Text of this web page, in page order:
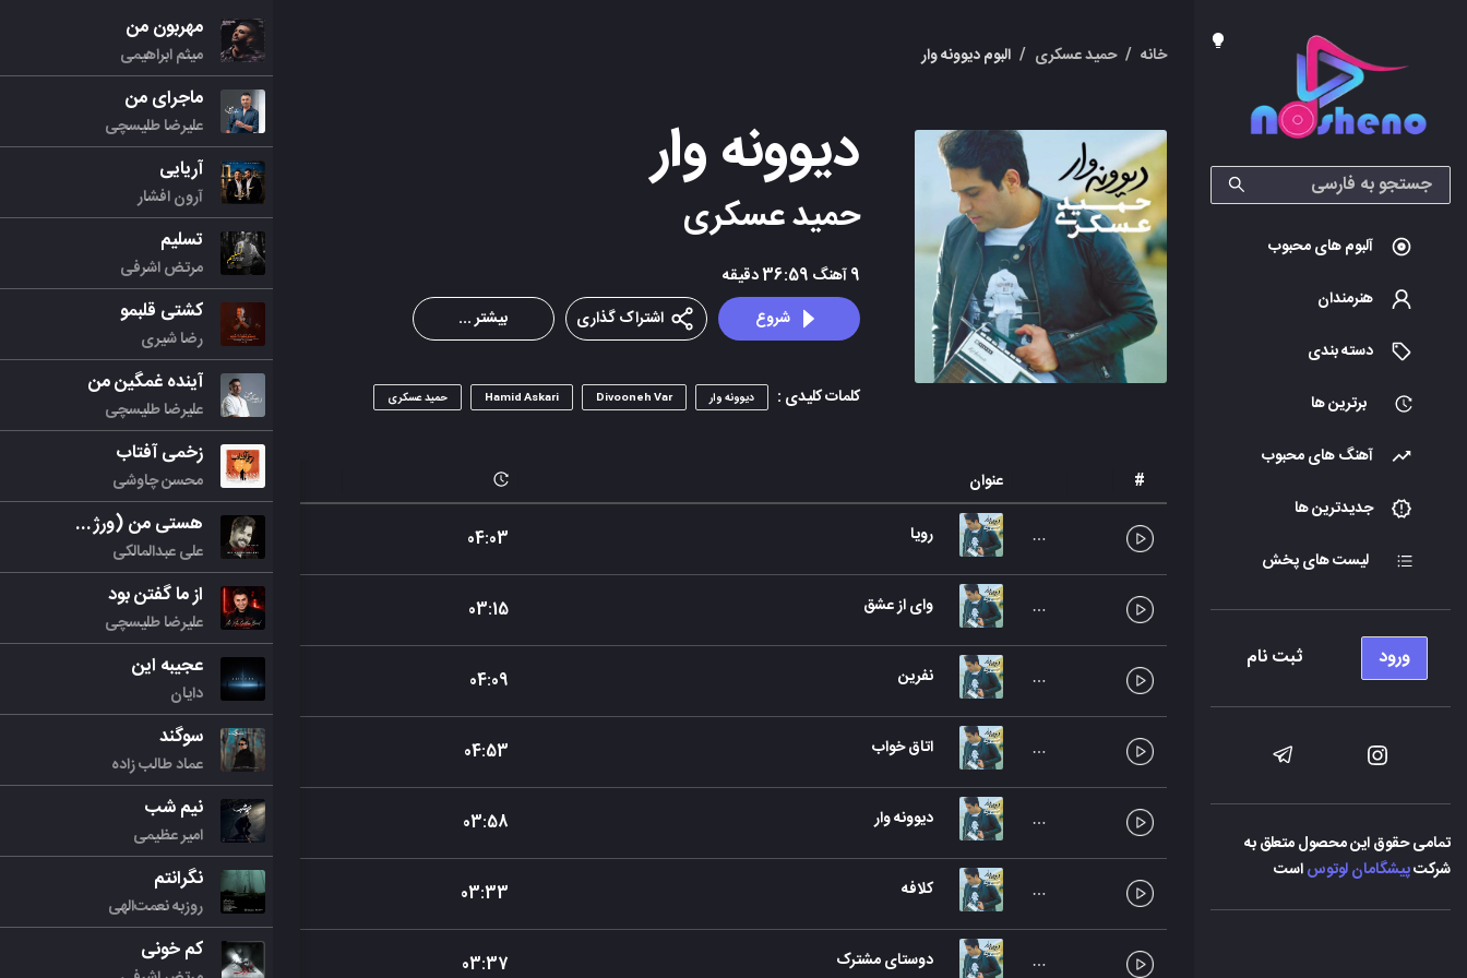
آلبوم های محبوب
هنرمندان
دسته بندی
برترین ها
آهنگ های محبوب
جدیدترین ها
لیست های پخش
ورود ثبت نام
تمامی حقوق این محصول متعلق به
شرکتپیشگامان لوتوساست
خانه / حمید عسکری / البوم دیوونه وار
دیوونه وار
حمید عسکری
9آهنگ 36:59دقیقه
شروع
اشتراک گذاری بیشتر ...
کلمات کلیدی : دیوونه وار Divooneh Var
Hamid Askari حمید عسکری
# عنوان
رویا 04:03
وای از عشق 03:15
نفرین 04:09
اتاق خواب 04:53
دیوونه وار 03:58
کلافه 03:33
دوستای مشترک 03:37
مهربون من
میثم ابراهیمی
ماجرای من
علیرضا طلیسچی
آریایی
آرون افشار
تسلیم
مرتض اشرفی
کشتی قلبمو
رضا شیری
آینده غمگین من
علیرضا طلیسچی
زخمی آفتاب
محسن چاوشی
هستی من (ورژن جدید)
علی عبدالمالکی
از ما گفتن بود
علیرضا طلیسچی
عجیبه این
دایان
سوگند
عماد طالب زاده
نیم شب
امیر عظیمی
نگرانتم
روزبه نعمت‌الهی
کم خونی